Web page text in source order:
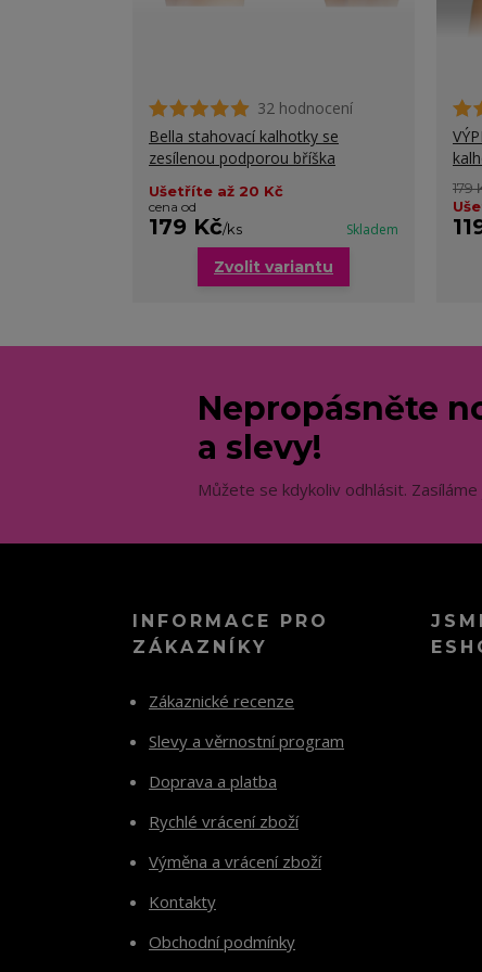
32 hodnocení
Bella stahovací kalhotky se
zesílenou podporou bříška
Ušetříte až 20 Kč
cena od
179 Kč/ks Skladem
Zvolit variantu
179
Nepropásněte
a slevy!
Můžete se kdykoliv odhlásit.
INFORMACE PRO
ZÁKAZNÍKY
Zákaznické recenze
Slevy a věrnostní program
Doprava a platba
Rychlé vrácení zboží
Výměna a vrácení zboží
Kontakty
Obchodní podmínky